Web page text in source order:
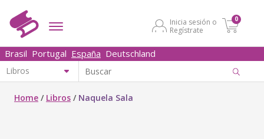
Inicia sesión o
Regístrate
0
Brasil Portugal España Deutschland
Home / Libros / Naquela Sala